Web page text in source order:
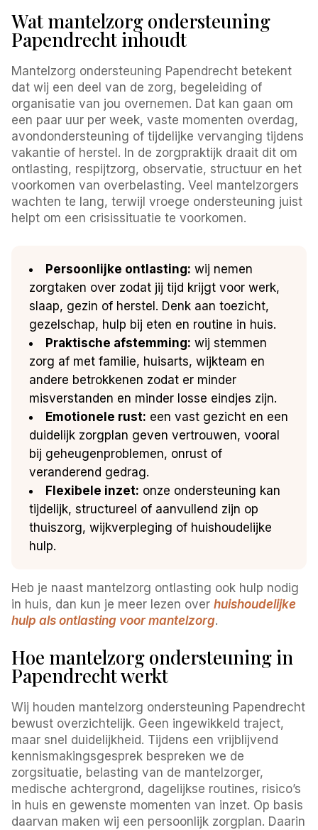
Wat mantelzorg ondersteuning
Papendrecht inhoudt
Mantelzorg ondersteuning Papendrecht betekent
dat wij een deel van de zorg, begeleiding of
organisatie van jou overnemen. Dat kan gaan om
een paar uur per week, vaste momenten overdag,
avondondersteuning of tijdelijke vervanging tijdens
vakantie of herstel. In de zorgpraktijk draait dit om
ontlasting, respijtzorg, observatie, structuur en het
voorkomen van overbelasting. Veel mantelzorgers
wachten te lang, terwijl vroege ondersteuning juist
helpt om een crisissituatie te voorkomen.
Persoonlijke ontlasting: wij nemen
zorgtaken over zodat jij tijd krijgt voor werk,
slaap, gezin of herstel. Denk aan toezicht,
gezelschap, hulp bij eten en routine in huis.
Praktische afstemming: wij stemmen
zorg af met familie, huisarts, wijkteam en
andere betrokkenen zodat er minder
misverstanden en minder losse eindjes zijn.
Emotionele rust: een vast gezicht en een
duidelijk zorgplan geven vertrouwen, vooral
bij geheugenproblemen, onrust of
veranderend gedrag.
Flexibele inzet: onze ondersteuning kan
tijdelijk, structureel of aanvullend zijn op
thuiszorg, wijkverpleging of huishoudelijke
hulp.
Heb je naast mantelzorg ontlasting ook hulp nodig
in huis, dan kun je meer lezen overhuishoudelijke
hulp als ontlasting voor mantelzorg.
Hoe mantelzorg ondersteuning in
Papendrecht werkt
Wij houden mantelzorg ondersteuning Papendrecht
bewust overzichtelijk. Geen ingewikkeld traject,
maar snel duidelijkheid. Tijdens een vrijblijvend
kennismakingsgesprek bespreken we de
zorgsituatie, belasting van de mantelzorger,
medische achtergrond, dagelijkse routines, risico’s
in huis en gewenste momenten van inzet. Op basis
daarvan maken wij een persoonlijk zorgplan. Daarin